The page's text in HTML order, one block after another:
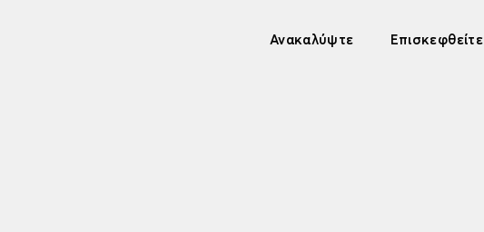
Ανακαλύψτε Επισκεφθείτε